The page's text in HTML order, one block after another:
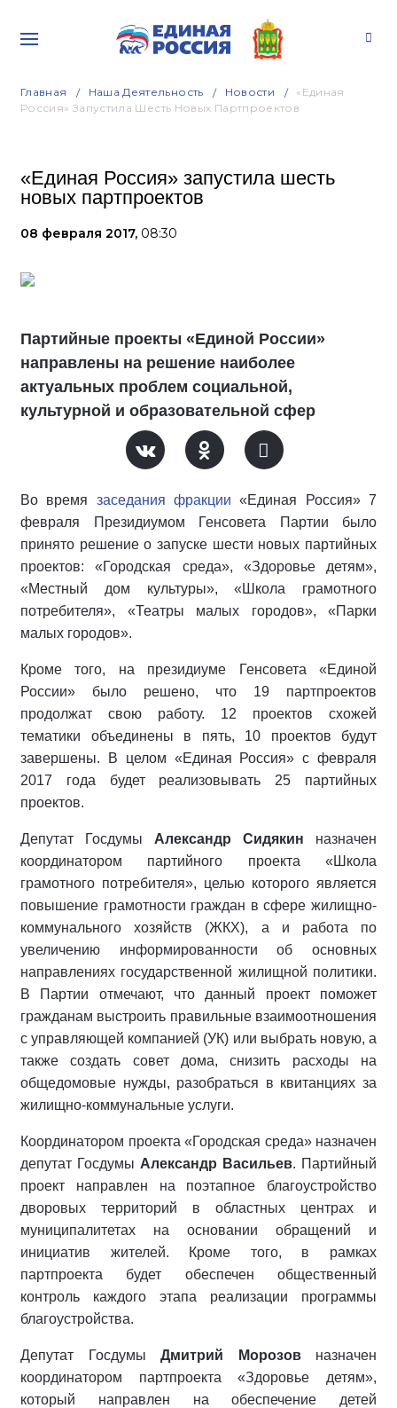
Главная Наша Деятельность Новости
«Единая
Россия» Запустила Шесть Новых Партпроектов
«Единая Россия» запустила шесть
новых партпроектов
08 февраля 2017, 08:30
Партийные проекты «Единой России»
направлены на решение наиболее
актуальных проблем социальной,
культурной и образовательной сфер
Во время заседания фракции «Единая Россия» 7
февраля Президиумом Генсовета Партии было
принято решение о запуске шести новых партийных
проектов: «Городская среда», «Здоровье детям»,
«Местный дом культуры», «Школа грамотного
потребителя», «Театры малых городов», «Парки
малых городов».
Кроме того, на президиуме Генсовета «Единой
России» было решено, что 19 партпроектов
продолжат свою работу. 12 проектов схожей
тематики объединены в пять, 10 проектов будут
завершены. В целом «Единая Россия» с февраля
2017 года будет реализовывать 25 партийных
проектов.
Депутат Госдумы Александр Сидякин назначен
координатором партийного проекта «Школа
грамотного потребителя», целью которого является
повышение грамотности граждан в сфере жилищно-
коммунального хозяйств (ЖКХ), а и работа по
увеличению информированности об основных
направлениях государственной жилищной политики.
В Партии отмечают, что данный проект поможет
гражданам выстроить правильные взаимоотношения
с управляющей компанией (УК) или выбрать новую, а
также создать совет дома, снизить расходы на
общедомовые нужды, разобраться в квитанциях за
жилищно-коммунальные услуги.
Координатором проекта «Городская среда» назначен
депутат Госдумы Александр Васильев. Партийный
проект направлен на поэтапное благоустройство
дворовых территорий в областных центрах и
муниципалитетах на основании обращений и
инициатив жителей. Кроме того, в рамках
партпроекта будет обеспечен общественный
контроль каждого этапа реализации программы
благоустройства.
Депутат Госдумы Дмитрий Морозовназначен
координатором партпроекта «Здоровье детям»,
который направлен на обеспечение детей